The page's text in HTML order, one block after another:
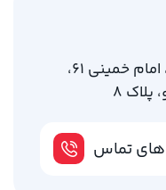
مشهد، میدان امام خمینی، امام خمینی 61،
8
های تماس